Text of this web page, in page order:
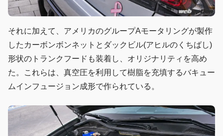
それに加えて、アメリカのグループAモータリングが製作
したカーボンボンネットとダックビル(アヒルのくちばし)
形状のトランクフードも装着し、オリジナリティを高め
た。これらは、真空圧を利用して樹脂を充填するバキュー
ムインフュージョン成形で作られている。